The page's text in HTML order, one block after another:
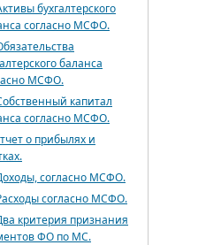
бухгалтерского
согласно МСФО.
баланса
МСФО.
капитал
согласно МСФО.
о прибылях и
согласно МСФО.
согласно МСФО.
критерия признания
ФО по МС.